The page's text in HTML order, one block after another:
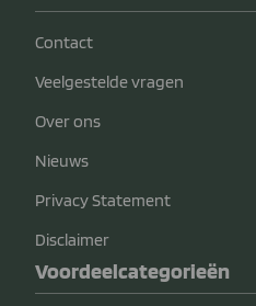
Contact
Veelgestelde vragen
Over ons
Nieuws
Privacy Statement
Disclaimer
Voordeelcategorieën